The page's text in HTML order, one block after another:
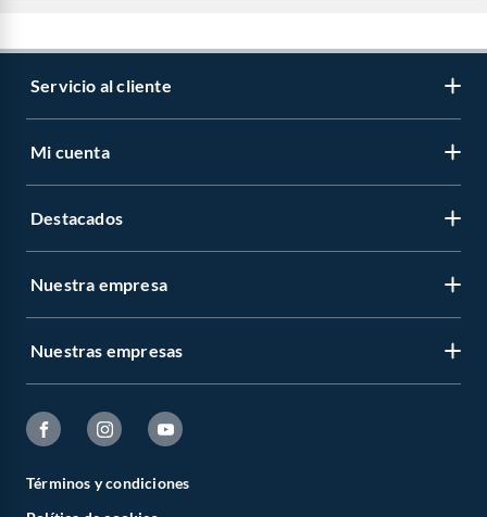
Servicio al cliente
Mi cuenta
Destacados
Nuestra empresa
Nuestras empresas
Términos y condiciones